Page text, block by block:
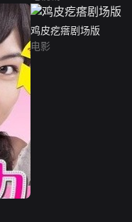
鸡皮疙瘩剧场版
电影